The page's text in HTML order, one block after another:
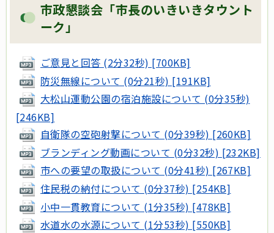
市政懇談会「市長のいきいきタウント
ーク」
ご意見と回答 (2分32秒) [700KB]
防災無線について (0分21秒) [191KB]
大松山運動公園の宿泊施設について (0分35秒)
[246KB]
自衛隊の空砲射撃について (0分39秒) [260KB]
ブランディング動画について (0分32秒) [232KB]
市への要望の取扱について (0分41秒) [267KB]
住民税の納付について (0分37秒) [254KB]
小中一貫教育について (1分35秒) [478KB]
水道水の水源について (1分53秒) [550KB]